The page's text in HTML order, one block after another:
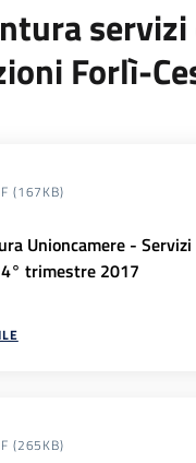
servizi
Forlì-
(167KB)
Unioncamere -
trimestre 2017
(265KB)